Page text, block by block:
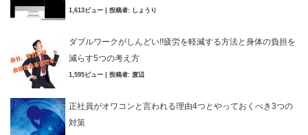
1,613ビュー 投稿者: しょうり
ダブルワークがしんどい!!疲労を軽減する方法と身体の負担を
減らす5つの考え方
1,595ビュー 投稿者: 渡辺
正社員がオワコンと言われる理由4つとやっておくべき3つの
対策